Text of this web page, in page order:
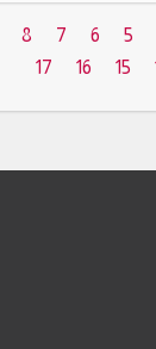
5
6
7
8
15
16
17